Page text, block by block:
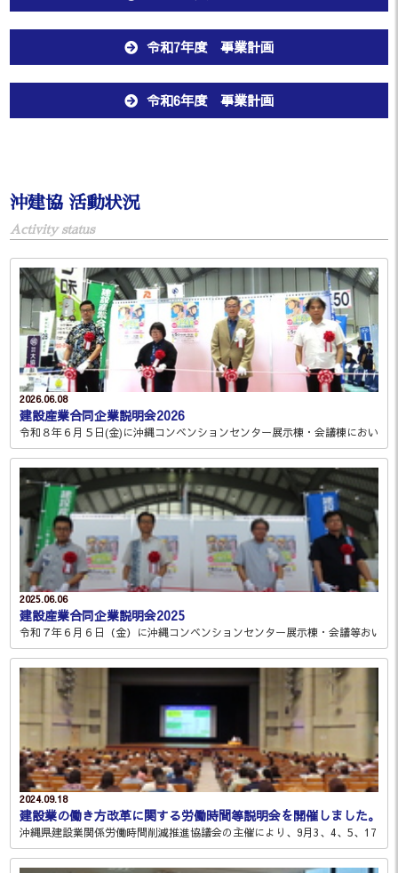
令和7年度 事業計画
令和6年度 事業計画
沖建協 活動状況
Activity status
2026.06.08
建設産業合同企業説明会2026
令和８年６月５日(金)に沖縄コンベンションセンター展示棟・会議棟において
2025.06.06
建設産業合同企業説明会2025
令和７年６月６日（金）に沖縄コンベンションセンター展示棟・会議等おい
2024.09.18
建設業の働き方改革に関する労働時間等説明会を開催しました。
沖縄県建設業関係労働時間削減推進協議会の主催により、9月3、4、5、17日